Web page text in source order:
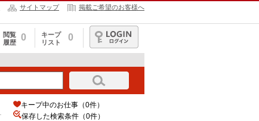
サイトマップ 掲載ご希望のお客様へ
閲覧
履歴
0
キープ
リスト
0
ログイン
キープ中のお仕事（0件）
保存した検索条件（0件）